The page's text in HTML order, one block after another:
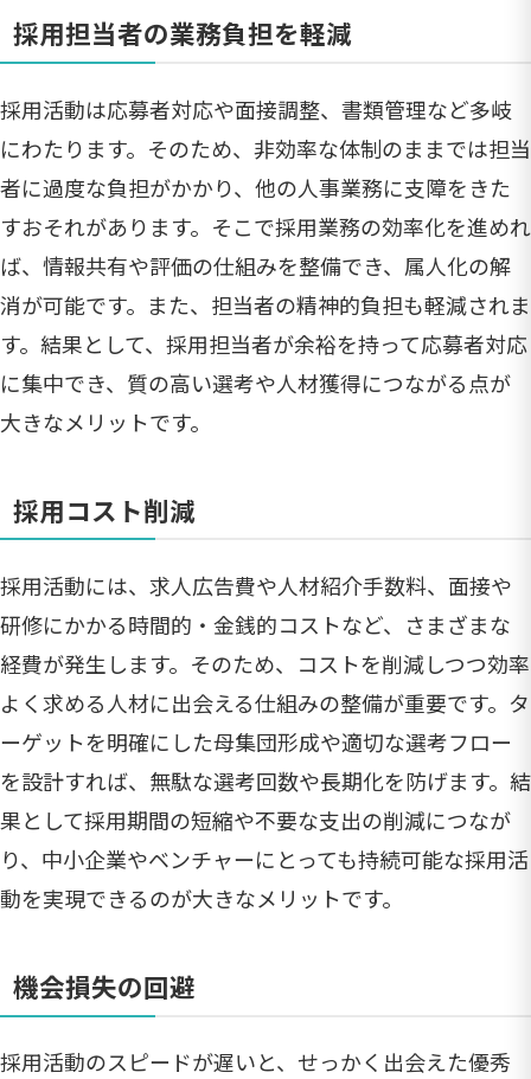
採用担当者の業務負担を軽減
採用活動は応募者対応や面接調整、書類管理など多岐
にわたります。そのため、非効率な体制のままでは担当
者に過度な負担がかかり、他の人事業務に支障をきた
すおそれがあります。そこで採用業務の効率化を進めれ
ば、情報共有や評価の仕組みを整備でき、属人化の解
消が可能です。また、担当者の精神的負担も軽減されま
す。結果として、採用担当者が余裕を持って応募者対応
に集中でき、質の高い選考や人材獲得につながる点が
大きなメリットです。
採用コスト削減
採用活動には、求人広告費や人材紹介手数料、面接や
研修にかかる時間的・金銭的コストなど、さまざまな
経費が発生します。そのため、コストを削減しつつ効率
よく求める人材に出会える仕組みの整備が重要です。タ
ーゲットを明確にした母集団形成や適切な選考フロー
を設計すれば、無駄な選考回数や長期化を防げます。結
果として採用期間の短縮や不要な支出の削減につなが
り、中小企業やベンチャーにとっても持続可能な採用活
動を実現できるのが大きなメリットです。
機会損失の回避
採用活動のスピードが遅いと、せっかく出会えた優秀